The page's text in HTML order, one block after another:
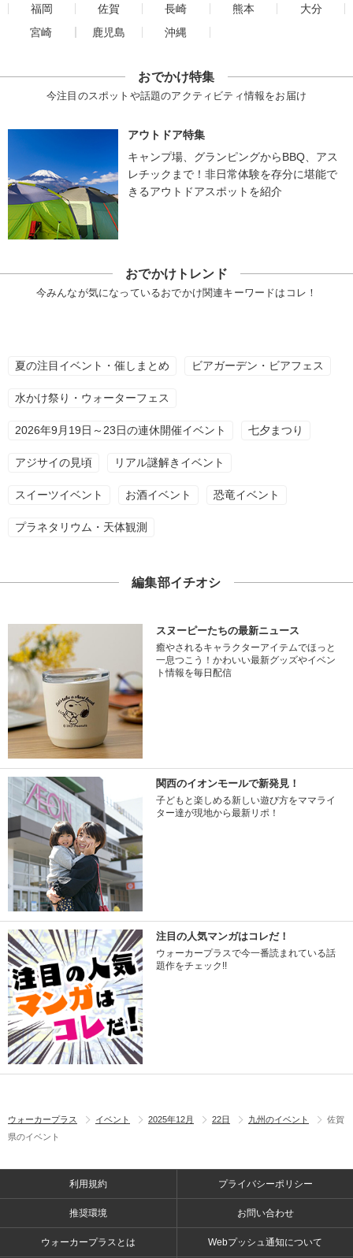
福岡
佐賀 長崎 熊本
大分
宮崎
鹿児島 沖縄
おでかけ特集
今注目のスポットや話題のアクティビティ情報をお届け
アウトドア特集
キャンプ場、グランピングからBBQ、アス
レチックまで！非日常体験を存分に堪能で
きるアウトドアスポットを紹介
おでかけトレンド
今みんなが気になっているおでかけ関連キーワードはコレ！
夏の注目イベント・催しまとめ ビアガーデン・ビアフェス
水かけ祭り・ウォーターフェス
2026年9月19日～23日の連休開催イベント 七夕まつり
アジサイの見頃 リアル謎解きイベント
スイーツイベント お酒イベント 恐竜イベント
プラネタリウム・天体観測
編集部イチオシ
スヌーピーたちの最新ニュース
癒やされるキャラクターアイテムでほっと
一息つこう！かわいい最新グッズやイベン
ト情報を毎日配信
関西のイオンモールで新発見！
子どもと楽しめる新しい遊び方をママライ
ター達が現地から最新リポ！
注目の人気マンガはコレだ！
ウォーカープラスで今一番読まれている話
題作をチェック!!
ウォーカープラス イベント 2025年12月 22日 九州のイベント
佐賀
県のイベント
利用規約 プライバシーポリシー
推奨環境 お問い合わせ
ウォーカープラスとは Webプッシュ通知について